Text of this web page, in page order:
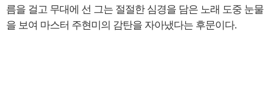
름을 걸고 무대에 선 그는 절절한 심경을 담은 노래 도중 눈물
을 보여 마스터 주현미의 감탄을 자아냈다는 후문이다.